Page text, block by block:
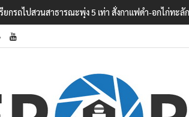
ข่ายรัฐ-เอกชน ยกระดับองค์ความรู้การค้าเสรีรับมือ